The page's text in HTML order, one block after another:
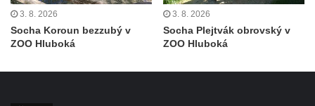
Pamětní kámen revitalizace Vltavy Vraňany
– Hořín u Lužce nad Vltavou
Strom svobody a památník 100 let republiky
3. 8. 2026
Socha Koroun bezzubý v
ZOO Hluboká
3. 8. 2026
Socha Plejtvák obrovský v
ZOO Hluboká